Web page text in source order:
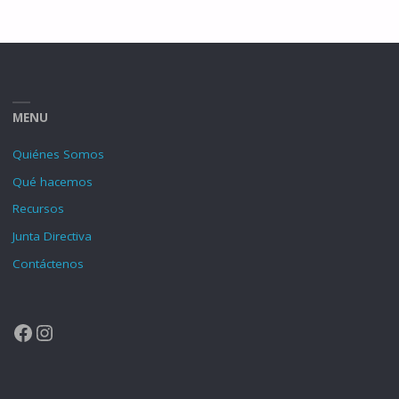
MENU
Quiénes Somos
Qué hacemos
Recursos
Junta Directiva
Contáctenos
Facebook
Instagram